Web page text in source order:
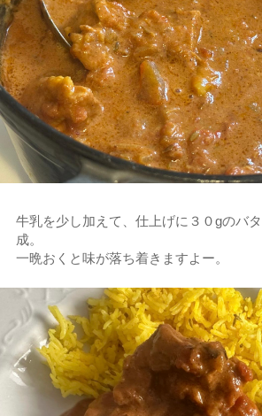
牛乳を少し加えて、仕上げに３０gのバ
成。
一晩おくと味が落ち着きますよー。